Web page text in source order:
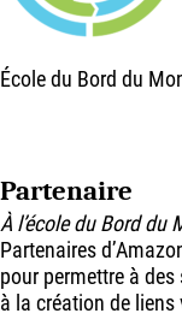
École du Bord du
Partenaire
À l’école du Bord du
Partenaires
pour permettre à
à la création de liens